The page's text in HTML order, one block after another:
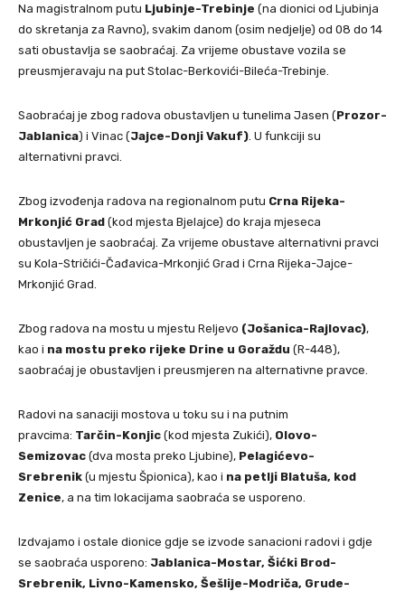
Na magistralnom putu Ljubinje-Trebinje (na dionici od Ljubinja
do skretanja za Ravno), svakim danom (osim nedjelje) od 08 do 14
sati obustavlja se saobraćaj. Za vrijeme obustave vozila se
preusmjeravaju na put Stolac-Berkovići-Bileća-Trebinje.
Saobraćaj je zbog radova obustavljen u tunelima Jasen (Prozor-
Jablanica) i Vinac (Jajce-Donji Vakuf) . U funkciji su
alternativni pravci.
Zbog izvođenja radova na regionalnom putu Crna Rijeka-
Mrkonjić Grad (kod mjesta Bjelajce) do kraja mjeseca
obustavljen je saobraćaj. Za vrijeme obustave alternativni pravci
su Kola-Stričići-Čađavica-Mrkonjić Grad i Crna Rijeka-Jajce-
Mrkonjić Grad.
Zbog radova na mostu u mjestu Reljevo (Jošanica-Rajlovac),
kao i na mostu preko rijeke Drine u Goraždu (R-448),
saobraćaj je obustavljen i preusmjeren na alternativne pravce.
Radovi na sanaciji mostova u toku su i na putnim
pravcima: Tarčin-Konjic (kod mjesta Zukići), Olovo-
Semizovac (dva mosta preko Ljubine), Pelagićevo-
Srebrenik (u mjestu Špionica), kao i na petlji Blatuša, kod
Zenice, a na tim lokacijama saobraća se usporeno.
Izdvajamo i ostale dionice gdje se izvode sanacioni radovi i gdje
se saobraća usporeno: Jablanica-Mostar, Šićki Brod-
Srebrenik, Livno-Kamensko, Šešlije-Modriča, Grude-